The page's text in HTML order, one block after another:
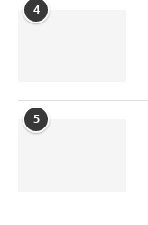
4
5